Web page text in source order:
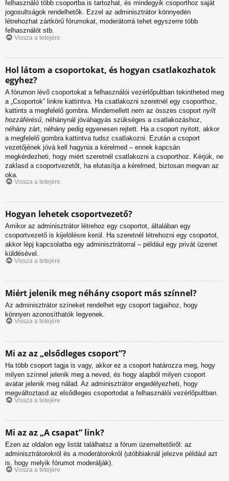
felhasználó több csoportba is tartozhat, és mindegyik csoporthoz saját
jogosultságok rendelhetők. Ezzel az adminisztrátor könnyedén
létrehozhat zártkörű fórumokat, moderátorrá tehet egyszerre több
felhasználót stb.
Vissza a tetejére
Hol látom a csoportokat, és hogyan csatlakozhatok
egyhez?
A fórumon lévő csoportokat a felhasználói vezérlőpultban tekintheted meg
a „Csoportok” linkre kattintva. Ha csatlakozni szeretnél egy csoporthoz,
kattints a megfelelő gombra. Mindemellett nem az összes csoport nyílt
hozzáférésű, néhánynál jóváhagyás szükséges a csatlakozáshoz,
néhány zárt, néhány pedig egyenesen rejtett. Ha a csoport nyitott, akkor
a megfelelő gombra kattintva tudsz csatlakozni. Ezután a csoport
vezetőjének jóvá kell hagynia a kérelmed – ennek kapcsán
megkérdezheti, hogy miért szeretnél csatlakozni a csoporthoz. Kérjük, ne
zaklasd a csoportvezetőt, ha elutasítja a kérelmed, biztosan megvan az
oka.
Vissza a tetejére
Hogyan lehetek csoportvezető?
Amikor az adminisztrátor létrehoz egy csoportot, általában egy
csoportvezető is kijelölésre kerül. Ha szeretnél létrehozni egy csoportot,
akkor lépj kapcsolatba egy adminisztrátorral – például egy privát üzenet
küldésével.
Vissza a tetejére
Miért jelenik meg néhány csoport más színnel?
Az adminisztrátor színeket rendelhet egy csoport tagjaihoz, hogy
könnyen azonosíthatók legyenek.
Vissza a tetejére
Mi az az „elsődleges csoport”?
Ha több csoport tagja is vagy, akkor ez a csoport határozza meg, hogy
milyen színnel jelenik meg a neved, és hogy alapból milyen csoport
avatar jelenik meg nálad. Az adminisztrátor engedélyezheti, hogy
megváltoztasd az elsődleges csoportodat a felhasználói vezérlőpultban.
Vissza a tetejére
Mi az az „A csapat” link?
Ezen az oldalon egy listát találhatsz a fórum üzemeltetőiről: az
adminisztrátorokról és a moderátorokról (utóbbiaknál jelezve például azt
is, hogy melyik fórumot moderálják).
Vissza a tetejére